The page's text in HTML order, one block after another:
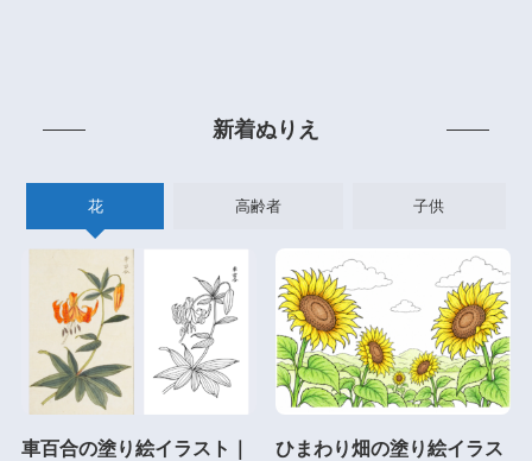
新着ぬりえ
花 高齢者 子供
車百合の塗り絵イラスト｜
ひまわり畑の塗り絵イラス